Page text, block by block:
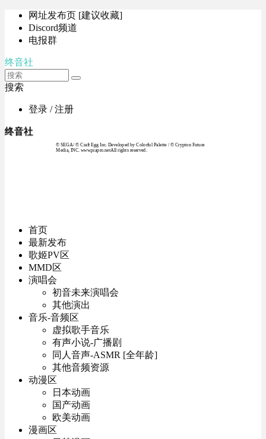
网址发布页 [建议收藏]
Discord频道
电报群
终音社
搜索
登录 / 注册
终音社
© SEGA / © Craft Egg Inc. Developed by Colorful Palette / © Crypton Future
Media, INC. www.piapro.netAll rights reserved.
首页
最新发布
歌姬PV区
MMD区
演唱会
初音未来演唱会
其他演出
音乐-音频区
虚拟歌手音乐
有声小说-广播剧
同人音声-ASMR [全年龄]
其他音频资源
动漫区
日本动画
国产动画
欧美动画
漫画区